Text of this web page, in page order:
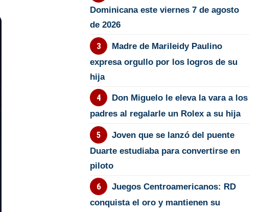
Dominicana este viernes 7 de agosto
de 2026
Madre de Marileidy Paulino
expresa orgullo por los logros de su
hija
Don Miguelo le eleva la vara a los
padres al regalarle un Rolex a su hija
Joven que se lanzó del puente
Duarte estudiaba para convertirse en
piloto
Juegos Centroamericanos: RD
conquista el oro y mantienen su